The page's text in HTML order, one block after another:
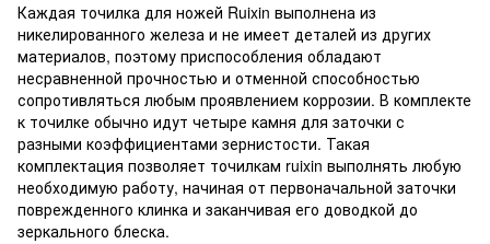
Каждая точилка для ножей Ruixin выполнена из
никелированного железа и не имеет деталей из других
материалов, поэтому приспособления обладают
несравненной прочностью и отменной способностью
сопротивляться любым проявлением коррозии. В комплекте
к точилке обычно идут четыре камня для заточки с
разными коэффициентами зернистости. Такая
комплектация позволяет точилкам ruixin выполнять любую
необходимую работу, начиная от первоначальной заточки
поврежденного клинка и заканчивая его доводкой до
зеркального блеска.